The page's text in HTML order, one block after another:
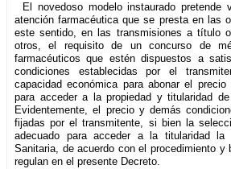
El novedoso modelo instaurado
atención farmacéutica que se presta en las
este sentido, en las transmisiones a título
otros, el requisito de un concurso de
farmacéuticos que estén dispuestos a
condiciones establecidas por el
capacidad económica para abonar el
para acceder a la propiedad y titularidad
Evidentemente, el precio y demás
fijadas por el transmitente, si bien la
adecuado para acceder a la titularidad la
Sanitaria, de acuerdo con el procedimiento y
regulan en el presente Decreto.